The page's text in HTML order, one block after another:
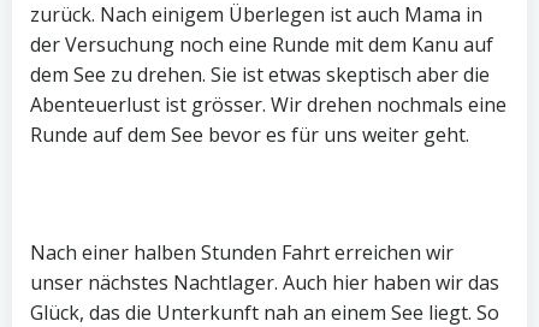
zurück. Nach einigem Überlegen ist auch Mama in
der Versuchung noch eine Runde mit dem Kanu auf
dem See zu drehen. Sie ist etwas skeptisch aber die
Abenteuerlust ist grösser. Wir drehen nochmals eine
Runde auf dem See bevor es für uns weiter geht.
Nach einer halben Stunden Fahrt erreichen wir
unser nächstes Nachtlager. Auch hier haben wir das
Glück, das die Unterkunft nah an einem See liegt. So